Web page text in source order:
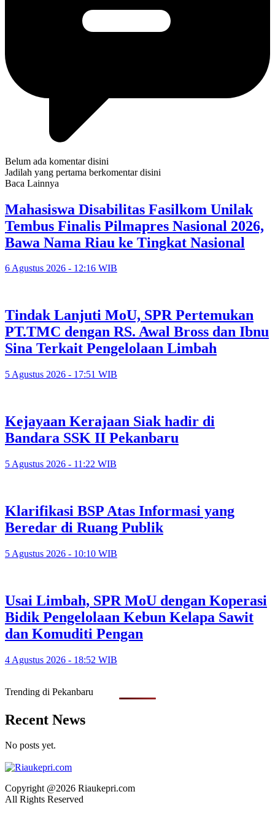
Belum ada komentar disini
Jadilah yang pertama berkomentar disini
Baca Lainnya
Mahasiswa Disabilitas Fasilkom Unilak
Tembus Finalis Pilmapres Nasional 2026,
Bawa Nama Riau ke Tingkat Nasional
6 Agustus 2026 - 12:16 WIB
Tindak Lanjuti MoU, SPR Pertemukan
PT.TMC dengan RS. Awal Bross dan Ibnu
Sina Terkait Pengelolaan Limbah
5 Agustus 2026 - 17:51 WIB
Kejayaan Kerajaan Siak hadir di
Bandara SSK II Pekanbaru
5 Agustus 2026 - 11:22 WIB
Klarifikasi BSP Atas Informasi yang
Beredar di Ruang Publik
5 Agustus 2026 - 10:10 WIB
Usai Limbah, SPR MoU dengan Koperasi
Bidik Pengelolaan Kebun Kelapa Sawit
dan Komuditi Pengan
4 Agustus 2026 - 18:52 WIB
Trending di Pekanbaru
Recent News
No posts yet.
Copyright @2026 Riaukepri.com
All Rights Reserved